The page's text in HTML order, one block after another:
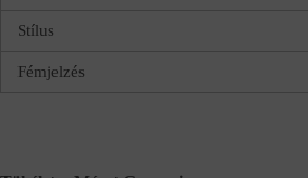
Stílus
Fémjelzés